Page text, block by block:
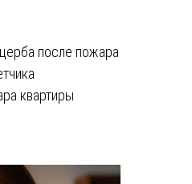
после пожара
квартиры